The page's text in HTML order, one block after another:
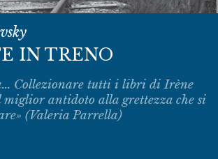
IN TRENO
Collezionare tutti i libri di Irène
miglior antidoto alla grettezza che si
(Valeria Parrella)